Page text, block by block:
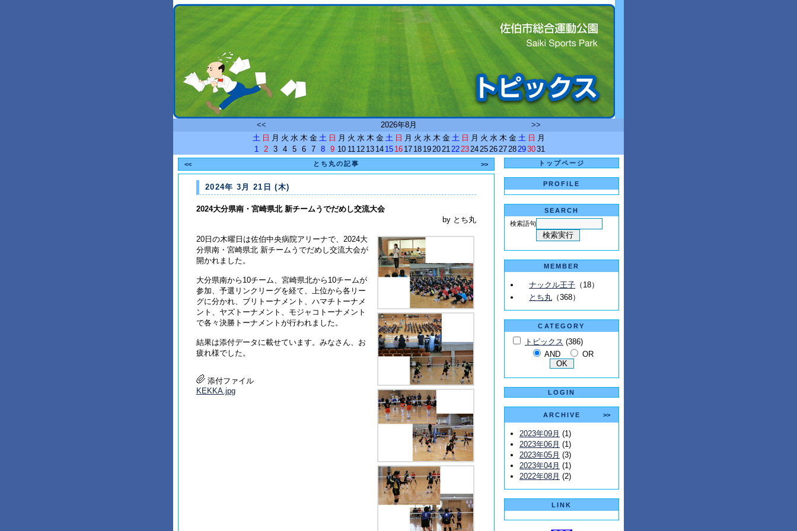
<< 2026年8月
>>
土 日 月 火 水 木 金 土 日 月 火 水 木 金 土 日 月 火 水 木 金 土 日 月 火 水 木 金 土 日 月
1
2 3 4 5 6 7 8 9 10 11 12 13 14 15 16 17 18 19202122232425262728293031
<< とち丸の記事 >>
2024年 3月 21日 (木)
2024大分県南・宮崎県北 新チームうでだめし交流大会
by とち丸
20日の木曜日は佐伯中央病院アリーナで、2024大
分県南・宮崎県北 新チームうでだめし交流大会が
開かれました。
大分県南から10チーム、宮崎県北から10チームが
参加、予選リンクリーグを経て、上位から各リー
グに分かれ、ブリトーナメント、ハマチトーナメ
ント、ヤズトーナメント、モジャコトーナメント
で各々決勝トーナメントが行われました。
結果は添付データに載せています。みなさん、お
疲れ様でした。
添付ファイル
KEKKA.jpg
トップページ
PROFILE
SEARCH
検索語句
MEMBER
ナックル王子 （18）
とち丸 （368）
CATEGORY
トピックス (386)
AND
OR
LOGIN
ARCHIVE >>
2023年09月 (1)
2023年06月 (1)
2023年05月 (3)
2023年04月 (1)
2022年08月 (2)
LINK